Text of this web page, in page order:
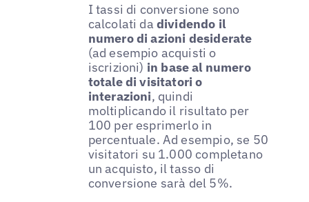
I tassi di conversione sono
calcolati da dividendo il
numero di azioni desiderate
(ad esempio acquisti o
iscrizioni) in base al numero
totale di visitatori o
interazioni, quindi
moltiplicando il risultato per
100 per esprimerlo in
percentuale. Ad esempio, se 50
visitatori su 1.000 completano
un acquisto, il tasso di
conversione sarà del 5%.